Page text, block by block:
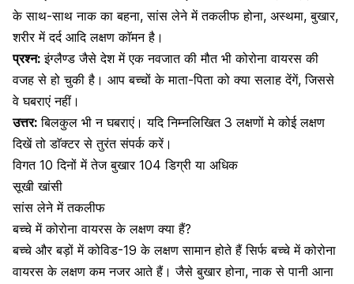
के साथ-साथ नाक का बहना, सांस लेने में तकलीफ होना, अस्थमा, बुखार,
शरीर में दर्द आदि लक्षण काॅमन है।
प्रश्न: इंग्लैण्ड जैसे देश में एक नवजात की मौत भी कोरोना वायरस की
वजह से हो चुकी है। आप बच्चों के माता-पिता को क्या सलाह देंगें, जिससे
वे घबराएं नहीं।
उत्तर: बिलकुल भी न घबराएं। यदि निम्नलिखित 3 लक्षणों मे कोई लक्षण
दिखें तो डाॅक्टर से तुरंत संपर्क करें।
विगत 10 दिनों में तेज बुखार 104 डिग्री या अधिक
सूखी खांसी
सांस लेने में तकलीफ
बच्चे में कोरोना वायरस के लक्षण क्या हैं?
बच्चे और बड़ों मेंकोविड-19 के लक्षण सामान होते हैं सिर्फ बच्चे में कोरोना
वायरस के लक्षण कम नजर आते हैं। जैसे बुखार होना, नाक से पानी आना